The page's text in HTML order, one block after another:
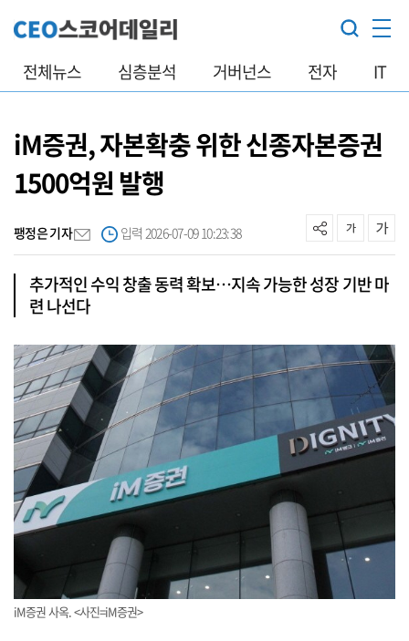
전체뉴스 심층분석 거버넌스 전자 IT
iM증권, 자본확충 위한 신종자본증권
1500억원 발행
팽정은 기자 입력 2026-07-09 10:23:38
추가적인 수익 창출 동력 확보…지속 가능한 성장 기반 마
련 나선다
iM증권 사옥. <사진=iM증권>